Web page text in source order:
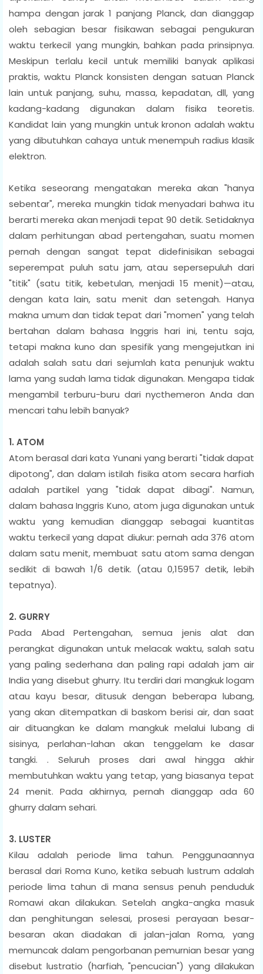
hampa dengan jarak 1 panjang Planck, dan dianggap
oleh sebagian besar fisikawan sebagai pengukuran
waktu terkecil yang mungkin, bahkan pada prinsipnya.
Meskipun terlalu kecil untuk memiliki banyak aplikasi
praktis, waktu Planck konsisten dengan satuan Planck
lain untuk panjang, suhu, massa, kepadatan, dll, yang
kadang-kadang digunakan dalam fisika teoretis.
Kandidat lain yang mungkin untuk kronon adalah waktu
yang dibutuhkan cahaya untuk menempuh radius klasik
elektron.
Ketika seseorang mengatakan mereka akan "hanya
sebentar", mereka mungkin tidak menyadari bahwa itu
berarti mereka akan menjadi tepat 90 detik. Setidaknya
dalam perhitungan abad pertengahan, suatu momen
pernah dengan sangat tepat didefinisikan sebagai
seperempat puluh satu jam, atau sepersepuluh dari
"titik" (satu titik, kebetulan, menjadi 15 menit)—atau,
dengan kata lain, satu menit dan setengah. Hanya
makna umum dan tidak tepat dari "momen" yang telah
bertahan dalam bahasa Inggris hari ini, tentu saja,
tetapi makna kuno dan spesifik yang mengejutkan ini
adalah salah satu dari sejumlah kata penunjuk waktu
lama yang sudah lama tidak digunakan. Mengapa tidak
mengambil terburu-buru dari nycthemeron Anda dan
mencari tahu lebih banyak?
1. ATOM
Atom berasal dari kata Yunani yang berarti "tidak dapat
dipotong", dan dalam istilah fisika atom secara harfiah
adalah partikel yang "tidak dapat dibagi". Namun,
dalam bahasa Inggris Kuno, atom juga digunakan untuk
waktu yang kemudian dianggap sebagai kuantitas
waktu terkecil yang dapat diukur: pernah ada 376 atom
dalam satu menit, membuat satu atom sama dengan
sedikit di bawah 1/6 detik. (atau 0,15957 detik, lebih
tepatnya).
2. GURRY
Pada Abad Pertengahan, semua jenis alat dan
perangkat digunakan untuk melacak waktu, salah satu
yang paling sederhana dan paling rapi adalah jam air
India yang disebut ghurry. Itu terdiri dari mangkuk logam
atau kayu besar, ditusuk dengan beberapa lubang,
yang akan ditempatkan di baskom berisi air, dan saat
air dituangkan ke dalam mangkuk melalui lubang di
sisinya, perlahan-lahan akan tenggelam ke dasar
tangki. . Seluruh proses dari awal hingga akhir
membutuhkan waktu yang tetap, yang biasanya tepat
24 menit. Pada akhirnya, pernah dianggap ada 60
ghurry dalam sehari.
3. LUSTER
Kilau adalah periode lima tahun. Penggunaannya
berasal dari Roma Kuno, ketika sebuah lustrum adalah
periode lima tahun di mana sensus penuh penduduk
Romawi akan dilakukan. Setelah angka-angka masuk
dan penghitungan selesai, prosesi perayaan besar-
besaran akan diadakan di jalan-jalan Roma, yang
memuncak dalam pengorbanan pemurnian besar yang
disebut lustratio (harfiah, "pencucian") yang dilakukan